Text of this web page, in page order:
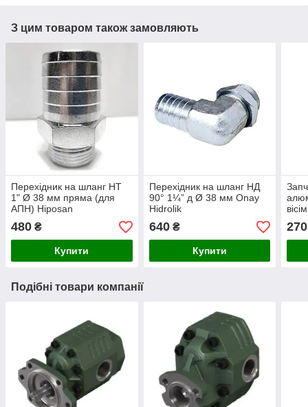
З цим товаром також замовляють
Перехідник на шланг НТ
1" Ø 38 мм пряма (для
АПН) Hiposan
480 ₴
Купити
Перехідник на шланг НД
90° 1¼” д Ø 38 мм Onay
Hidrolik
640₴
Купити
270
Подібні товари компанії